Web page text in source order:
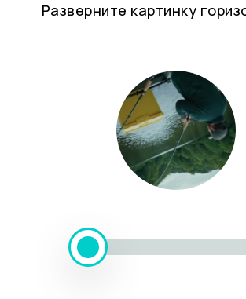
Разверните картинку